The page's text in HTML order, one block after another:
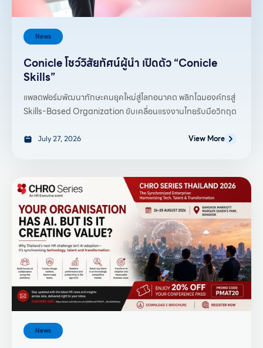
News
Conicle โชว์วิสัยทัศน์ผู้นำ เปิดตัว “Conicle
Skills”
แพลตฟอร์มพัฒนาทักษะคนยุคใหม่สู่โลกอนาคต พลิกโฉมองค์กรสู่
Skills-Based Organization ขับเคลื่อนแรงงานไทยรับมือวิกฤต
July 27, 2026 View More
News